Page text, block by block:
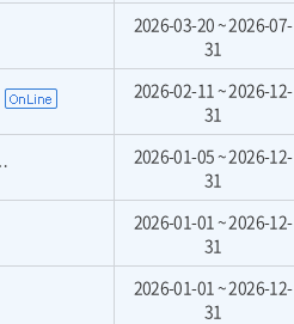
2026-03-20 ~ 2026-07-
31
2026-02-11 ~ 2026-12-
31
2026-01-05 ~ 2026-12-
31
2026-01-01 ~ 2026-12-
31
2026-01-01 ~ 2026-12-
31